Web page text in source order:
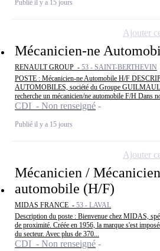
Publié il y a 15 jours
Mécanicien-ne
RENAULT GROUP - 53 - SAINT-BERTHEVIN
POSTE : Mécanicien-ne Automobile H/F
AUTOMOBILES, société du Groupe
recherche un mécanicien/ne automobile F/H Dans
CDI - Non renseigné
Publié il y a 15 jours
Ajouter
Mécanicien /
automobile (H/F)
MIDAS FRANCE - 53 - LAVAL
Description du poste : Bienvenue chez MIDAS,
de proximité. Créée en 1956, la marque s'est
du secteur. Avec plus de 370...
CDI - Non renseigné
Ajouter